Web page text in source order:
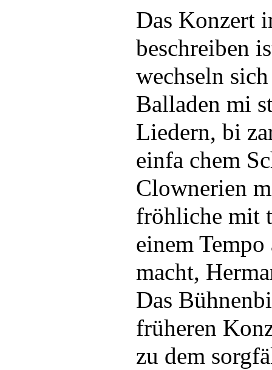
Das Konzert
beschreiben
wechseln
Balladen mi
Liedern, bi
einfa chem
Clownerien
fröhliche mit
einem
macht,
Das
früheren
zu dem